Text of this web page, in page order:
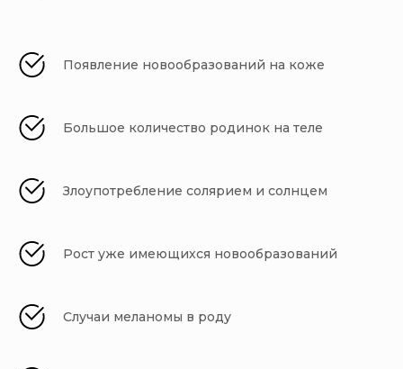
Появление новообразований на коже
Большое количество родинок на теле
Злоупотребление солярием и солнцем
Рост уже имеющихся новообразований
Случаи меланомы в роду